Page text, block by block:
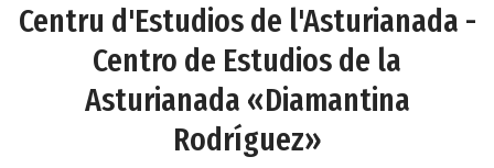
Centru d'Estudios de l'Asturianada -
Centro de Estudios de la
Asturianada «Diamantina
Rodríguez»